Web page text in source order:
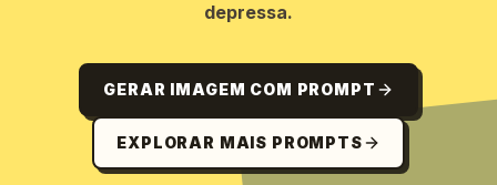
depressa.
GERAR IMAGEM COM PROMPT
EXPLORAR MAIS PROMPTS